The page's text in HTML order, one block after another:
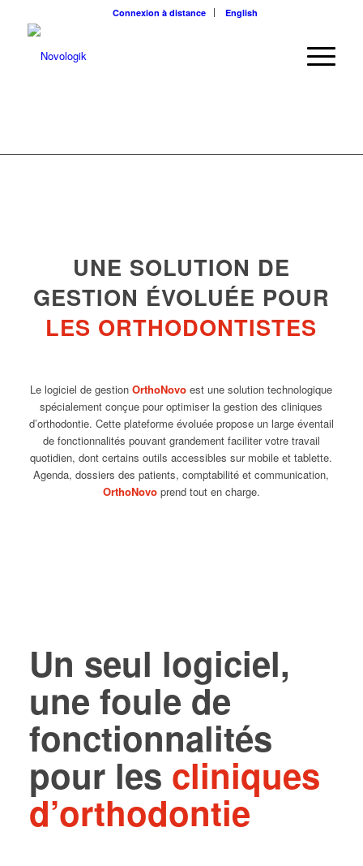
Connexion à distance English
UNE SOLUTION DE
GESTION ÉVOLUÉE POUR
LES ORTHODONTISTES
Le logiciel de gestionOrthoNovoest une solution technologique
spécialement conçue pour optimiser la gestion des cliniques
d’orthodontie. Cette plateforme évoluée propose un large éventail
de fonctionnalités pouvant grandement faciliter votre travail
quotidien, dont certains outils accessibles sur mobile et tablette.
Agenda, dossiers des patients, comptabilité et communication,
OrthoNovoprend tout en charge.
Un seul logiciel,
une foule de
fonctionnalités
pour les cliniques
d’orthodontie